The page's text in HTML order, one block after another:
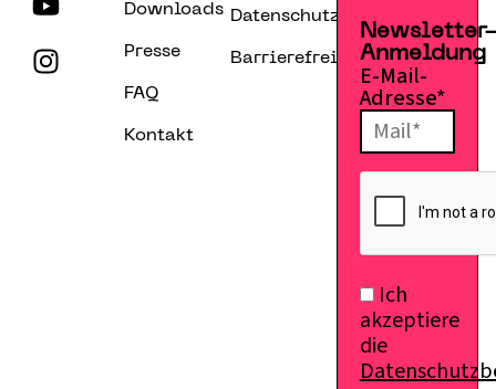
Downloads
Presse
FAQ
Kontakt
Datenschutzerklärung
Barrierefreiheitserklärung
Anmeldung
E-Mail-
Adresse*
Ich
akzeptiere
die